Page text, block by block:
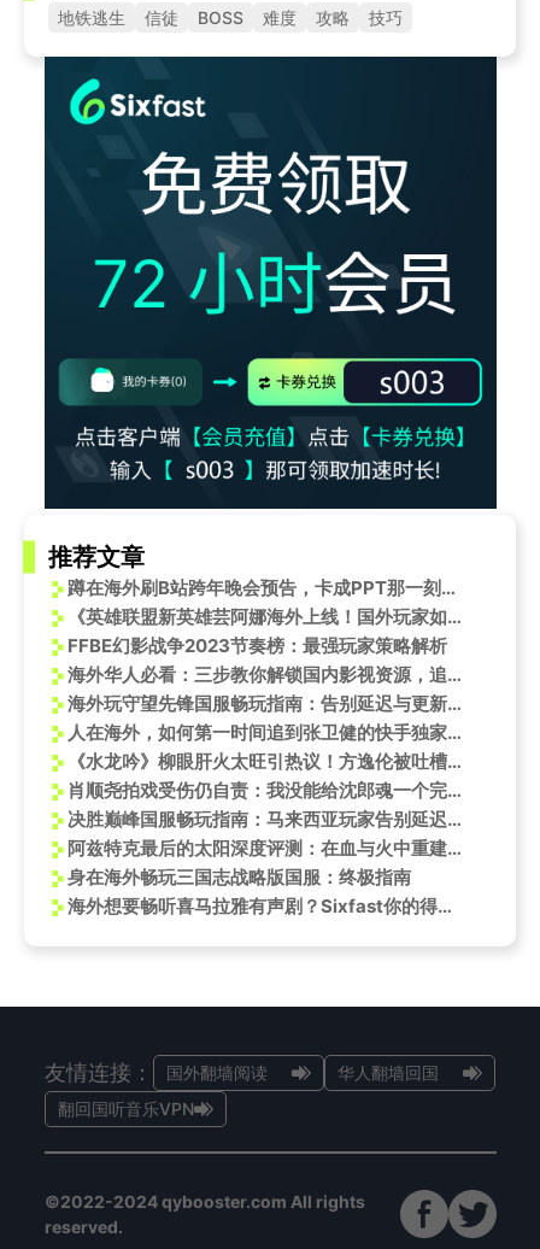
地铁逃生 信徒 BOSS 难度 攻略 技巧
推荐文章
蹲在海外刷B站跨年晚会预告，卡成PPT那一刻，我懂了什么叫乡愁是加载不出的弹幕
《英雄联盟新英雄芸阿娜海外上线！国外玩家如何用Sixfast低延迟体验？》
FFBE幻影战争2023节奏榜：最强玩家策略解析
海外华人必看：三步教你解锁国内影视资源，追剧不再卡顿！
海外玩守望先锋国服畅玩指南：告别延迟与更新难题
人在海外，如何第一时间追到张卫健的快手独家？这份“翻墙”指南请收好！
《水龙吟》柳眼肝火太旺引热议！方逸伦被吐槽“一点就炸”，网友：快给他降降火
肖顺尧拍戏受伤仍自责：我没能给沈郎魂一个完整的人生！
决胜巅峰国服畅玩指南：马来西亚玩家告别延迟困扰
阿兹特克最后的太阳深度评测：在血与火中重建失落的文明
身在海外畅玩三国志战略版国服：终极指南
海外想要畅听喜马拉雅有声剧？Sixfast你的得力助手
友情连接： 国外翻墙阅读
华人翻墙回国
翻回国听音乐VPN
©2022-2024 qybooster.com All rights
reserved.